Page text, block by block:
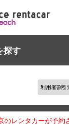
探す
のレンタカーが予約